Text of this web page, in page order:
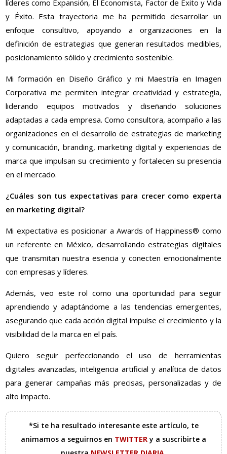
líderes como Expansión, El Economista, Factor de Éxito y Vida
y Éxito. Esta trayectoria me ha permitido desarrollar un
enfoque consultivo, apoyando a organizaciones en la
definición de estrategias que generan resultados medibles,
posicionamiento sólido y crecimiento sostenible.
Mi formación en Diseño Gráfico y mi Maestría en Imagen
Corporativa me permiten integrar creatividad y estrategia,
liderando equipos motivados y diseñando soluciones
adaptadas a cada empresa. Como consultora, acompaño a las
organizaciones en el desarrollo de estrategias de marketing
y comunicación, branding, marketing digital y experiencias de
marca que impulsan su crecimiento y fortalecen su presencia
en el mercado.
¿Cuáles son tus expectativas para crecer como experta
en marketing digital?
Mi expectativa es posicionar a Awards of Happiness® como
un referente en México, desarrollando estrategias digitales
que transmitan nuestra esencia y conecten emocionalmente
con empresas y líderes.
Además, veo este rol como una oportunidad para seguir
aprendiendo y adaptándome a las tendencias emergentes,
asegurando que cada acción digital impulse el crecimiento y la
visibilidad de la marca en el país.
Quiero seguir perfeccionando el uso de herramientas
digitales avanzadas, inteligencia artificial y analítica de datos
para generar campañas más precisas, personalizadas y de
alto impacto.
*Si te ha resultado interesante este artículo, te
animamos a seguirnos en TWITTERy a suscribirte a